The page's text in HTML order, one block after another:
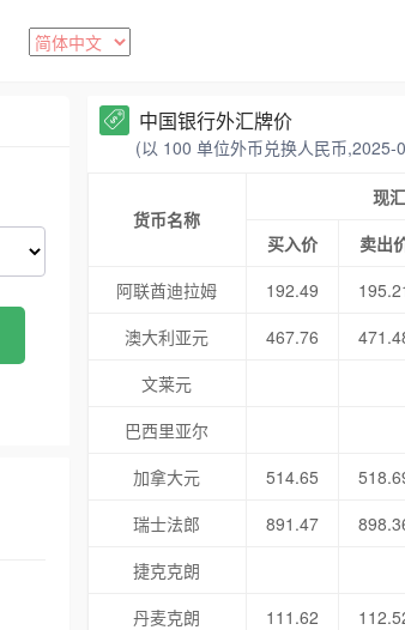
中国银行外汇牌价
(以 100 单位外币兑换人民币,2025-
货币名称
现汇
买入价
卖出
阿联酋迪拉姆
192.49
澳大利亚元
467.76
文莱元
巴西里亚尔
加拿大元
514.65
瑞士法郎
891.47
捷克克朗
丹麦克朗
111.62